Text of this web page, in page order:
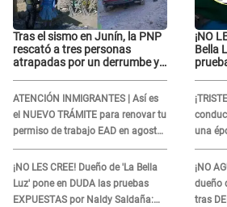
Tras el sismo en Junín, la PNP
rescató a tres personas
atrapadas por un derrumbe y
emergencia
ATENCIÓN INMIGRANTES | Así es
el NUEVO TRÁMITE para renovar tu
permiso de trabajo EAD en agosto
del 2026
¡NO LES CREE! Dueño de 'La Bella
Luz' pone en DUDA las pruebas
EXPUESTAS por Naldy Saldaña:
¡NO
Bella
una
fue su
¡NO
dueño
tras